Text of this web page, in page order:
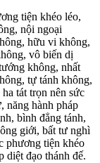
tiện khéo léo,
nội ngoại
hữu vi không,
vô biến dị
không, nhất
tự tánh không,
tát trọn nên sức
năng hành pháp
bình đẳng tánh,
giới, bất tư nghì
phương tiện khéo
diệt đạo thánh đế.